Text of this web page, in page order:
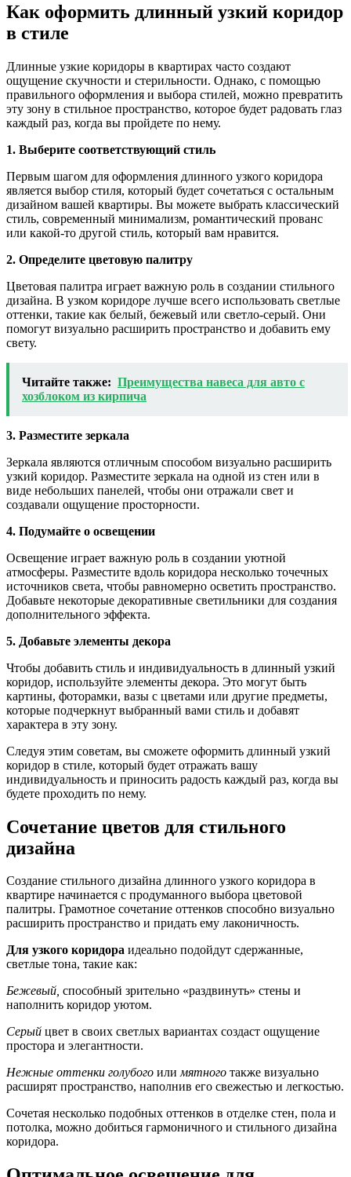
Как оформить длинный узкий коридор
в стиле
Длинные узкие коридоры в квартирах часто создают
ощущение скучности и стерильности. Однако, с помощью
правильного оформления и выбора стилей, можно превратить
эту зону в стильное пространство, которое будет радовать глаз
каждый раз, когда вы пройдете по нему.
1. Выберите соответствующий стиль
Первым шагом для оформления длинного узкого коридора
является выбор стиля, который будет сочетаться с остальным
дизайном вашей квартиры. Вы можете выбрать классический
стиль, современный минимализм, романтический прованс
или какой-то другой стиль, который вам нравится.
2. Определите цветовую палитру
Цветовая палитра играет важную роль в создании стильного
дизайна. В узком коридоре лучше всего использовать светлые
оттенки, такие как белый, бежевый или светло-серый. Они
помогут визуально расширить пространство и добавить ему
свету.
Читайте также: Преимущества навеса для авто с
хозблоком из кирпича
3. Разместите зеркала
Зеркала являются отличным способом визуально расширить
узкий коридор. Разместите зеркала на одной из стен или в
виде небольших панелей, чтобы они отражали свет и
создавали ощущение просторности.
4. Подумайте о освещении
Освещение играет важную роль в создании уютной
атмосферы. Разместите вдоль коридора несколько точечных
источников света, чтобы равномерно осветить пространство.
Добавьте некоторые декоративные светильники для создания
дополнительного эффекта.
5. Добавьте элементы декора
Чтобы добавить стиль и индивидуальность в длинный узкий
коридор, используйте элементы декора. Это могут быть
картины, фоторамки, вазы с цветами или другие предметы,
которые подчеркнут выбранный вами стиль и добавят
характера в эту зону.
Следуя этим советам, вы сможете оформить длинный узкий
коридор в стиле, который будет отражать вашу
индивидуальность и приносить радость каждый раз, когда вы
будете проходить по нему.
Сочетание цветов для стильного
дизайна
Создание стильного дизайна длинного узкого коридора в
квартире начинается с продуманного выбора цветовой
палитры. Грамотное сочетание оттенков способно визуально
расширить пространство и придать ему лаконичность.
Для узкого коридора идеально подойдут сдержанные,
светлые тона, такие как:
Бежевый, способный зрительно «раздвинуть» стены и
наполнить коридор уютом.
Серый цвет в своих светлых вариантах создаст ощущение
простора и элегантности.
Нежные оттенки голубого илимятного также визуально
расширят пространство, наполнив его свежестью и легкостью.
Сочетая несколько подобных оттенков в отделке стен, пола и
потолка, можно добиться гармоничного и стильного дизайна
коридора.